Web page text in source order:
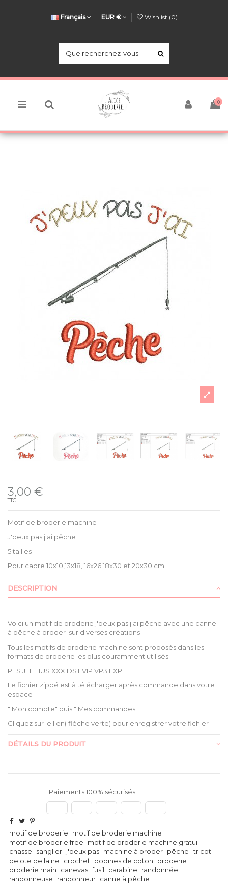
Français EUR € Wishlist (0)
0
3,00 €
TTC
Motif de broderie machine
J'peux pas j'ai pêche
5 tailles
Pour cadre 10x10,13x18, 16x26 18x30 et 20x30 cm
DESCRIPTION
Voici un motif de broderie j'peux pas j'ai pêche avec une canne
à pêche à broder sur diverses créations
Tous les motifs de broderie machine sont proposés dans les
formats de broderie les plus couramment utilisés
PES JEF HUS XXX DST VIP VP3 EXP
Le fichier zippé est à télécharger après commande dans votre
espace
" Mon compte" puis " Mes commandes"
Cliquez sur le lien( flèche verte) pour enregistrer votre fichier
DÉTAILS DU PRODUIT
Paiements 100% sécurisés
motif de broderie
motif de broderie machine
motif de broderie free
motif de broderie machine gratui
chasse
sanglier j'peux pas machine à broder pêche tricot
pelote de laine
crochet bobines de coton
broderie
broderie main
canevas fusil carabine
randonnée
randonneuse
randonneur canne à pêche